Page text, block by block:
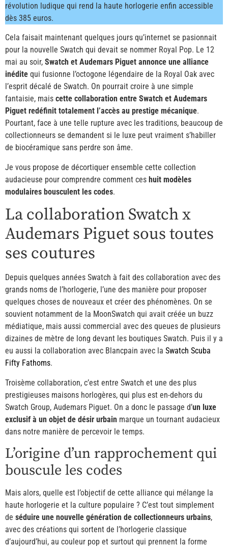
révolution ludique qui rend la haute horlogerie enfin accessible
dès 385 euros.
Cela faisait maintenant quelques jours qu’internet se pasionnait
pour la nouvelle Swatch qui devait se nommer Royal Pop. Le 12
mai au soir, Swatch et Audemars Piguet annonce une alliance
inédite qui fusionne l’octogone légendaire de la Royal Oak avec
l’esprit décalé de Swatch. On pourrait croire à une simple
fantaisie, mais cette collaboration entre Swatch et Audemars
Piguet redéfinit totalement l’accès au prestige mécanique.
Pourtant, face à une telle rupture avec les traditions, beaucoup de
collectionneurs se demandent si le luxe peut vraiment s’habiller
de biocéramique sans perdre son âme.
Je vous propose de décortiquer ensemble cette collection
audacieuse pour comprendre comment ces huit modèles
modulaires bousculent les codes.
La collaboration Swatch x
Audemars Piguet sous toutes
ses coutures
Depuis quelques années Swatch à fait des collaboration avec des
grands noms de l’horlogerie, l’une des manière pour proposer
quelques choses de nouveaux et créer des phénomènes. On se
souvient notamment de la MoonSwatch qui avait créée un buzz
médiatique, mais aussi commercial avec des queues de plusieurs
dizaines de mètre de long devant les boutiques Swatch. Puis il y a
eu aussi la collaboration avec Blancpain avec la Swatch Scuba
Fifty Fathoms.
Troisème collaboration, c’est entre Swatch et une des plus
prestigieuses maisons horlogères, qui plus est en-dehors du
Swatch Group, Audemars Piguet. On a donc le passage d’un luxe
exclusif à un objet de désir urbain marque un tournant audacieux
dans notre manière de percevoir le temps.
L’origine d’un rapprochement qui
bouscule les codes
Mais alors, quelle est l’objectif de cette alliance qui mélange la
haute horlogerie et la culture populaire ? C’est tout simplement
de séduire une nouvelle génération de collectionneurs urbains,
avec des créations qui sortent de l’horlogerie classique
d’aujourd’hui, au couleur pop et surtout qui prennent la forme